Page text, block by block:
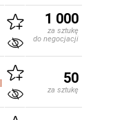
1 000
za sztukę
do negocjacji
50
za sztukę